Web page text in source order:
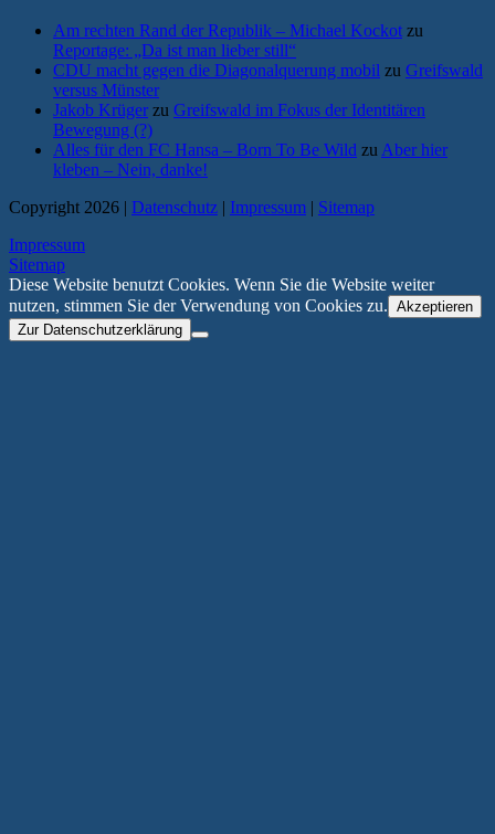
Am rechten Rand der Republik – Michael Kockotzu
Reportage: „Da ist man lieber still“
CDU macht gegen die Diagonalquerung mobil zu Greifswald
versus Münster
Jakob Krüger zu Greifswald im Fokus der Identitären
Bewegung (?)
Alles für den FC Hansa – Born To Be Wild zuAber hier
kleben – Nein, danke!
Copyright 2026 | Datenschutz | Impressum | Sitemap
Impressum
Sitemap
Diese Website benutzt Cookies. Wenn Sie die Website weiter
nutzen, stimmen Sie der Verwendung von Cookies zu. Akzeptieren
Zur Datenschutzerklärung